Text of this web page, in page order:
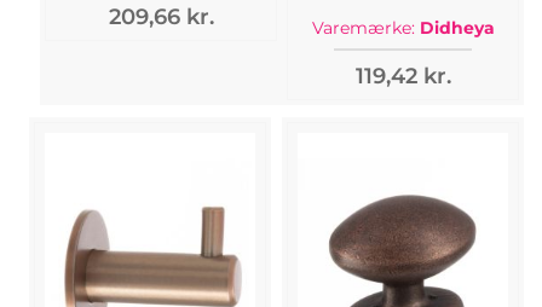
209,66 kr. Varemærke: Didheya
119,42 kr.